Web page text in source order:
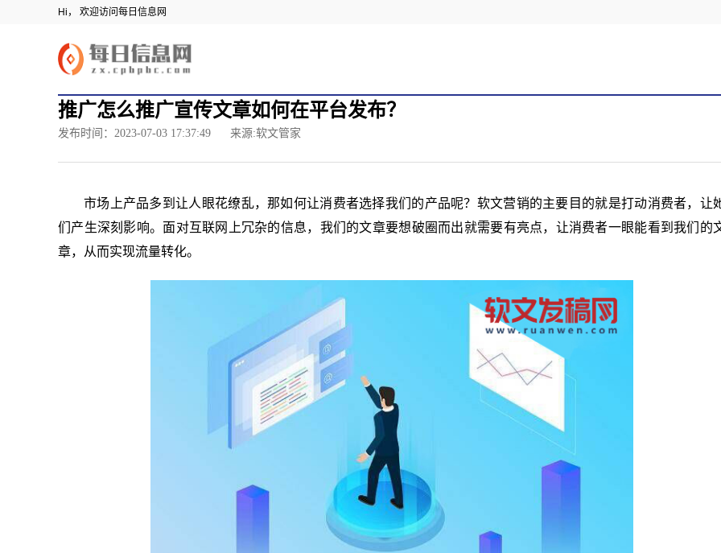
Hi， 欢迎访问每日信息网
推广怎么推广宣传文章如何在平台发布？
发布时间：2023-07-03 17:37:49 来源:软文管家
市场上产品多到让人眼花缭乱，那如何让消费者选择我们的产品呢？软文营销的主要目的就是打动消费者，让
们产生深刻影响。面对互联网上冗杂的信息，我们的文章要想破圈而出就需要有亮点，让消费者一眼能看到我们的
章，从而实现流量转化。